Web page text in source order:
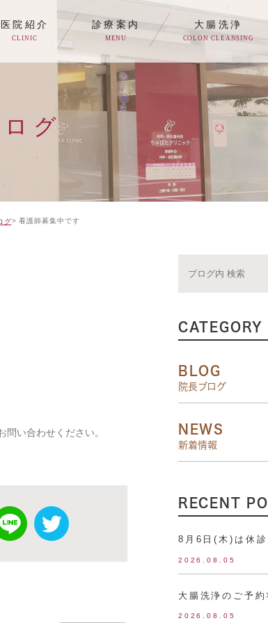
医院紹介
CLINIC
診療案内
MENU
各種内視鏡検査について
生活習慣病
消化器内科・内科
トイレの症状でお悩みの方へ
大腸洗浄
COLON CLEANSING
ログ
グ 看護師募集中です
い合わせください。
CATEGORY
BLOG
院長ブログ
NEWS
新着情報
RECENT
8月6日(木)は休診
2026.08.05
大腸洗浄のご予
2026.08.05